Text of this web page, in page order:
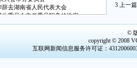
辞去湖南省人民代表大会
委员会主任委员职务的决定
大会常务委员会任命名单
3 上一篇
©
copyright © 2008
互联网新闻信息服务许可证：